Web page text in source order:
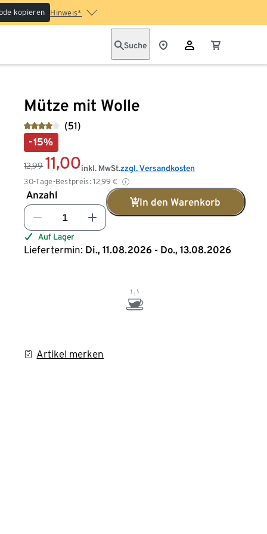
kopieren Hinweis*
Suche
Mütze mit Wolle
(51)
-15%
12,99 11,00
30-Tage-Bestpreis: 12,99 €
inkl. MwSt.zzgl. Versandkosten
Anzahl
In den Warenkorb
Auf Lager
Liefertermin: Di., 11.08.2026 - Do., 13.08.2026
Artikel merken